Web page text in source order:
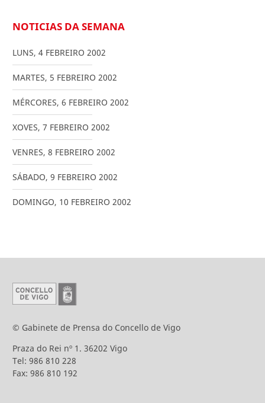
NOTICIAS DA SEMANA
LUNS, 4 FEBREIRO 2002
MARTES, 5 FEBREIRO 2002
MÉRCORES, 6 FEBREIRO 2002
XOVES, 7 FEBREIRO 2002
VENRES, 8 FEBREIRO 2002
SÁBADO, 9 FEBREIRO 2002
DOMINGO, 10 FEBREIRO 2002
© Gabinete de Prensa do Concello de Vigo
Praza do Rei nº 1. 36202 Vigo
Tel: 986 810 228
Fax: 986 810 192